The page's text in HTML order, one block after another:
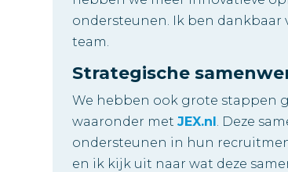
ondersteunen. Ik ben dankbaar
team.
Strategische
We hebben ook grote stappen
waaronder metJEX.nl . Deze
ondersteunen in hun
en ik kijk uit naar wat deze